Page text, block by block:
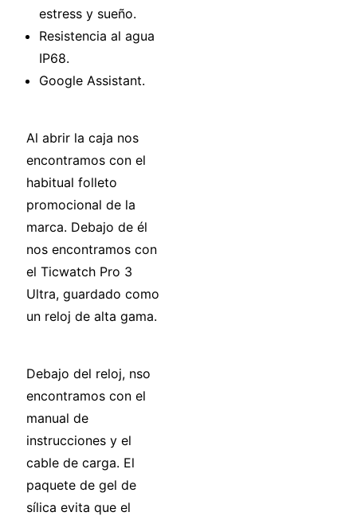
estress y sueño.
Resistencia al agua
IP68.
Google Assistant.
Al abrir la caja nos
encontramos con el
habitual folleto
promocional de la
marca. Debajo de él
nos encontramos con
el Ticwatch Pro 3
Ultra, guardado como
un reloj de alta gama.
Debajo del reloj, nso
encontramos con el
manual de
instrucciones y el
cable de carga. El
paquete de gel de
sílica evita que el